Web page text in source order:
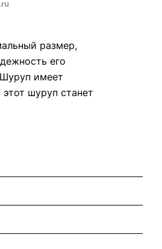
размер,
его
Шуруп имеет
шуруп станет